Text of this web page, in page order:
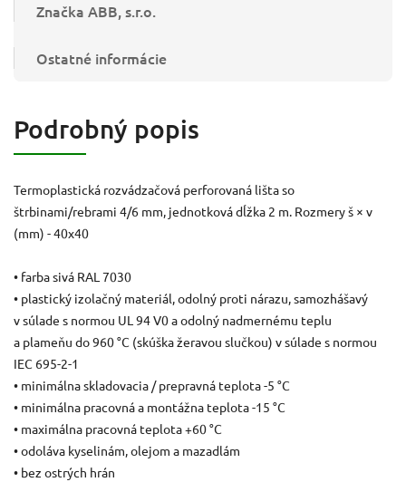
Značka ABB, s.r.o.
Ostatné informácie
Podrobný popis
Termoplastická rozvádzačová perforovaná lišta so
štrbinami/rebrami 4/6 mm, jednotková dĺžka 2 m. Rozmery š × v
(mm) - 40x40
• farba sivá RAL 7030
• plastický izolačný materiál, odolný proti nárazu, samozhášavý
v súlade s normou UL 94 V0 a odolný nadmernému teplu
a plameňu do 960 °C (skúška žeravou slučkou) v súlade s normou
IEC 695-2-1
• minimálna skladovacia / prepravná teplota -5 °C
• minimálna pracovná a montážna teplota -15 °C
• maximálna pracovná teplota +60 °C
• odoláva kyselinám, olejom a mazadlám
• bez ostrých hrán